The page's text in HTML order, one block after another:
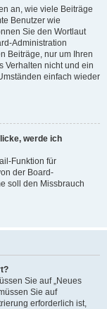
an, wie viele Beiträge
Benutzer wie
Sie den Wortlaut
Administration
Beiträge, nur um Ihren
Verhalten nicht und ein
einfach wieder
werde ich
Funktion für
der Board-
soll den Missbrauch
Sie auf „Neues
Sie auf
erforderlich ist,